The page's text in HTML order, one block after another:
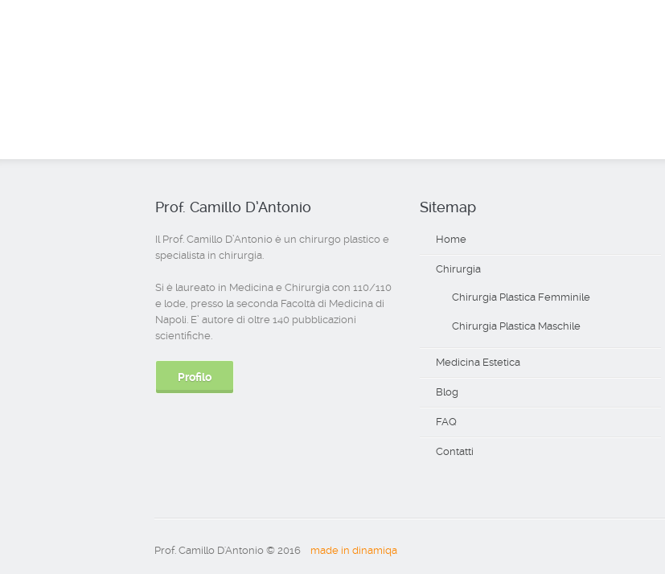
Prof. Camillo D’Antonio
Il Prof. Camillo D’Antonio è un chirurgo plastico e
specialista in chirurgia.
Si è laureato in Medicina e Chirurgia con 110/110
e lode, presso la seconda Facoltà di Medicina di
Napoli. E’ autore di oltre 140 pubblicazioni
scientifiche.
Profilo
Sitemap
Home
Chirurgia
Chirurgia Plastica Femminile
Chirurgia Plastica Maschile
Medicina Estetica
Blog
FAQ
Contatti
Prof. Camillo D'Antonio © 2016 made in dinamiqa